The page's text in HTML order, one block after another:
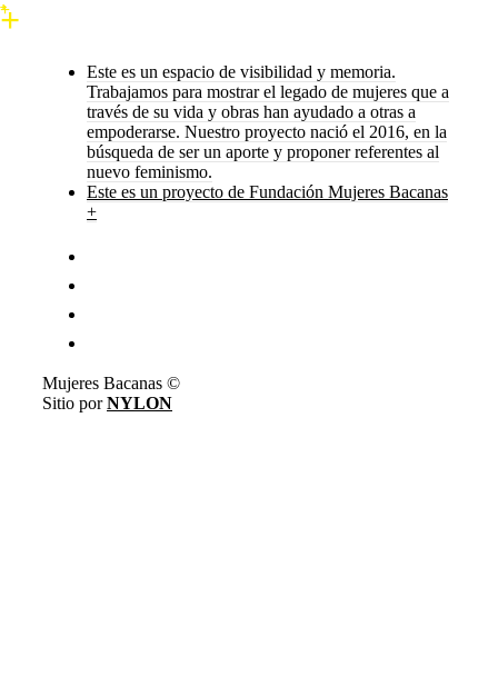
Este es un espacio de visibilidad y memoria.
Trabajamos para mostrar el legado de mujeres que a
través de su vida y obras han ayudado a otras a
empoderarse. Nuestro proyecto nació el 2016, en la
búsqueda de ser un aporte y proponer referentes al
nuevo feminismo.
Este es un proyecto de Fundación Mujeres Bacanas
+
Mujeres Bacanas ©
Sitio porNYLON